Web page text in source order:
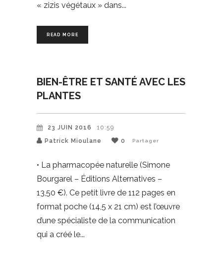
« zizis végétaux » dans
READ MORE
BIEN-ÊTRE ET SANTÉ AVEC LES
PLANTES
23 JUIN 2016
10:59
Patrick Mioulane
0 Partager
• La pharmacopée naturelle (Simone
Bourgarel – Éditions Alternatives –
13,50 €). Ce petit livre de 112 pages en
format poche (14,5 x 21 cm) est l’œuvre
d’une spécialiste de la communication
qui a créé le